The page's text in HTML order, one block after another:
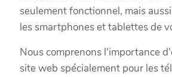
seulement fonctionnel, mais
les smartphones et tablettes de
Nous comprenons l'importance
site web spécialement pour les